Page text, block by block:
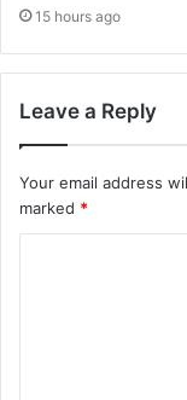
15 hours ago
Leave a Reply
Your email address
marked *